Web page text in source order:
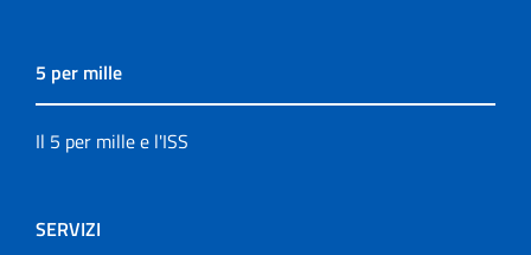
5 per mille
Il 5 per mille e l'ISS
SERVIZI